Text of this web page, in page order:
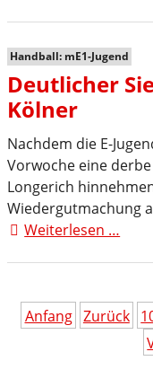
TuS
82
an
Handball: mE1-Jugend
Deutlicher
Kölner
Nachdem die E-
Vorwoche eine
Longerich
Wiedergutmachung
Weiterlesen …
Anfang Zurück